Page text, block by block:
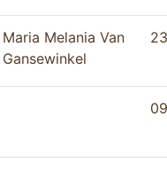
Maria Melania Van
Gansewinkel